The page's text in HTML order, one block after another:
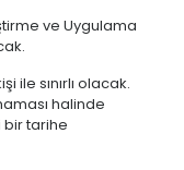
ve Uygulama
ile sınırlı olacak.
halinde
tarihe